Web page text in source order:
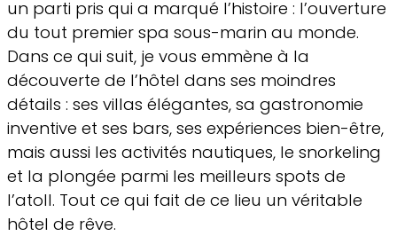
un parti pris qui a marqué l’histoire : l’ouverture
du tout premier spa sous-marin au monde.
Dans ce qui suit, je vous emmène à la
découverte de l’hôtel dans ses moindres
détails : ses villas élégantes, sa gastronomie
inventive et ses bars, ses expériences bien-être,
mais aussi les activités nautiques, le snorkeling
et la plongée parmi les meilleurs spots de
l’atoll. Tout ce qui fait de ce lieu un véritable
hôtel de rêve.